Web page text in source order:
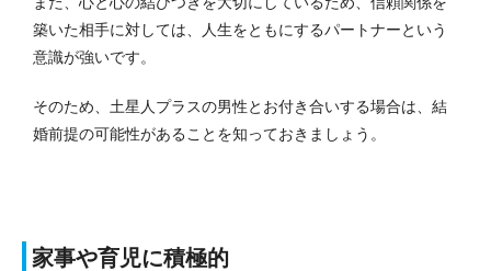
築いた相手に対しては、人生をともにするパートナーという
意識が強いです。
そのため、土星人プラスの男性とお付き合いする場合は、結
婚前提の可能性があることを知っておきましょう。
家事や育児に積極的